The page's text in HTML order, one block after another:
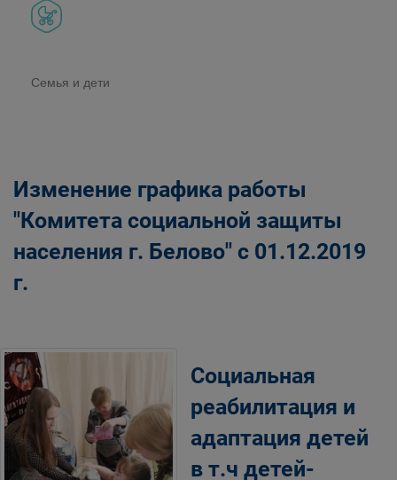
Семья и дети
Изменение графика работы
"Комитета социальной защиты
населения г. Белово" с 01.12.2019
г.
Социальная
реабилитация и
адаптация детей
в т.ч детей-